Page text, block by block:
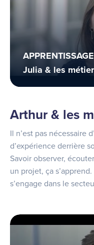
Julia & les
Arthur & les
Il n’est pas nécessaire
d’expérience derrière
Savoir observer,
un projet, ça
s’engage dans le